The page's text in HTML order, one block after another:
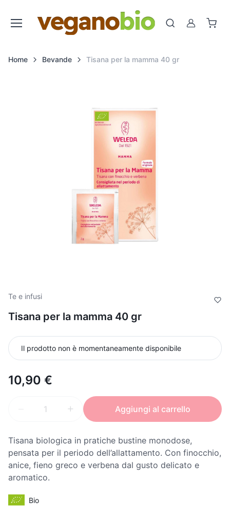
CercaAccount
Home Bevande Tisana per la mamma 40 gr
Te e infusi
Tisana per la mamma 40 gr
Il prodotto non è momentaneamente disponibile
10,90 €
Aggiungi al carrello
Tisana biologica in pratiche bustine monodose,
pensata per il periodo dell’allattamento. Con finocchio,
anice, fieno greco e verbena dal gusto delicato e
aromatico.
Bio